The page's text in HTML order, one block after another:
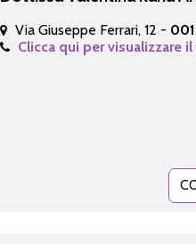
Via Giuseppe Ferrari, 12 -
Clicca qui per visualizzare